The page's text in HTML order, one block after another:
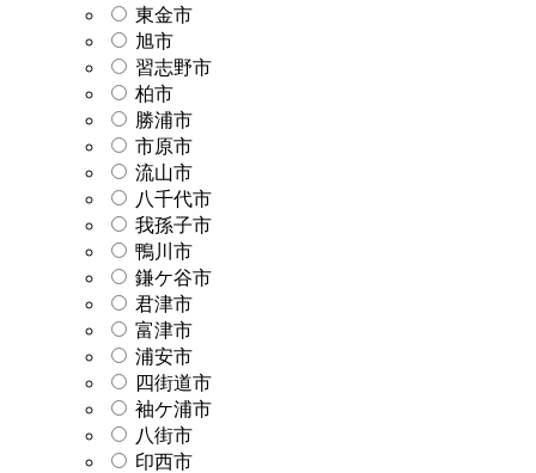
東金市
旭市
習志野市
柏市
勝浦市
市原市
流山市
八千代市
我孫子市
鴨川市
鎌ケ谷市
君津市
富津市
浦安市
四街道市
袖ケ浦市
八街市
印西市